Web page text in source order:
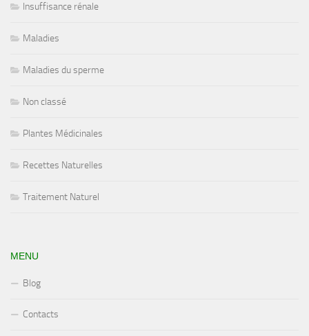
Insuffisance rénale
Maladies
Maladies du sperme
Non classé
Plantes Médicinales
Recettes Naturelles
Traitement Naturel
MENU
Blog
Contacts